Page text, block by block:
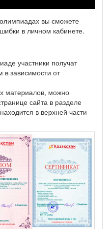
вы сможете
в личном кабинете.
участники получат
зависимости от
материалов, можно
сайта в разделе
в верхней части